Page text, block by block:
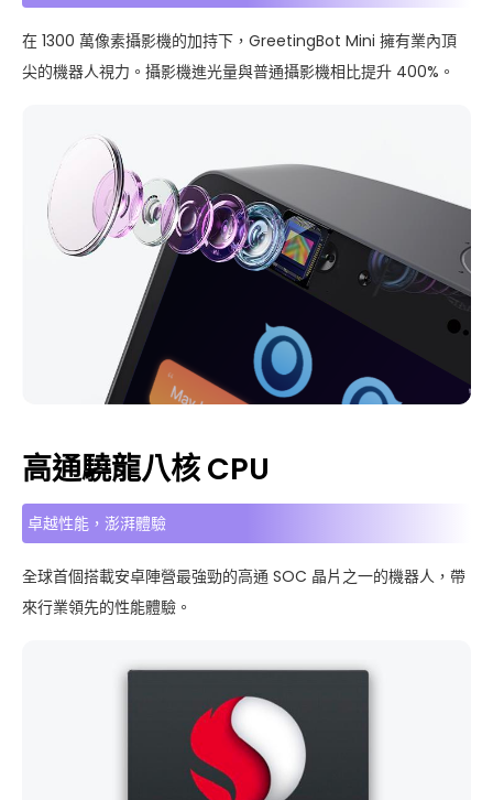
在 1300 萬像素攝影機的加持下，GreetingBot Mini 擁有業內頂
尖的機器人視力。攝影機進光量與普通攝影機相比提升 400%。
高通驍龍八核 CPU
卓越性能，澎湃體驗
全球首個搭載安卓陣營最強勁的高通 SOC 晶片之一的機器人，帶
來行業領先的性能體驗。